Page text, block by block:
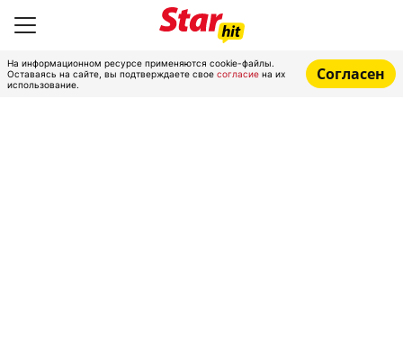
На информационном ресурсе применяются cookie-файлы.
Оставаясь на сайте, вы подтверждаете свое согласие на их
использование.
Согласен